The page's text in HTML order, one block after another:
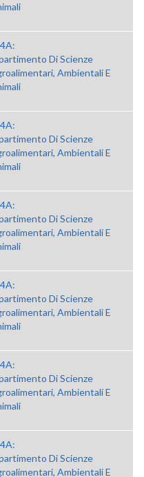
Di Scienze
Ambientali E
Di Scienze
Ambientali E
Di Scienze
Ambientali E
Di Scienze
Ambientali E
Di Scienze
Ambientali E
Di Scienze
Ambientali E